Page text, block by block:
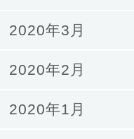
2020年3月
2020年2月
2020年1月